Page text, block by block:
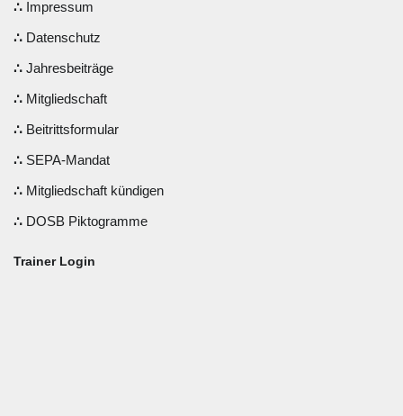
Impressum
Datenschutz
Jahresbeiträge
Mitgliedschaft
Beitrittsformular
SEPA-Mandat
Mitgliedschaft kündigen
DOSB Piktogramme
Trainer Login